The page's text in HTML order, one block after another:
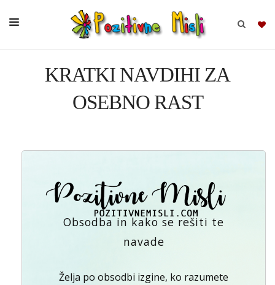
KRATKI NAVDIHI ZA
OSEBNO RAST
Obsodba in kako se rešiti te
navade
Želja po obsodbi izgine, ko razumete